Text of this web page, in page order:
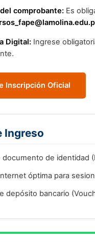
comprobante: Es
Digital: Ingrese
Inscripción Oficial
Ingreso
documento de identidad
óptima para
depósito bancario